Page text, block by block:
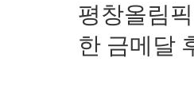
평창올림
한 금메달